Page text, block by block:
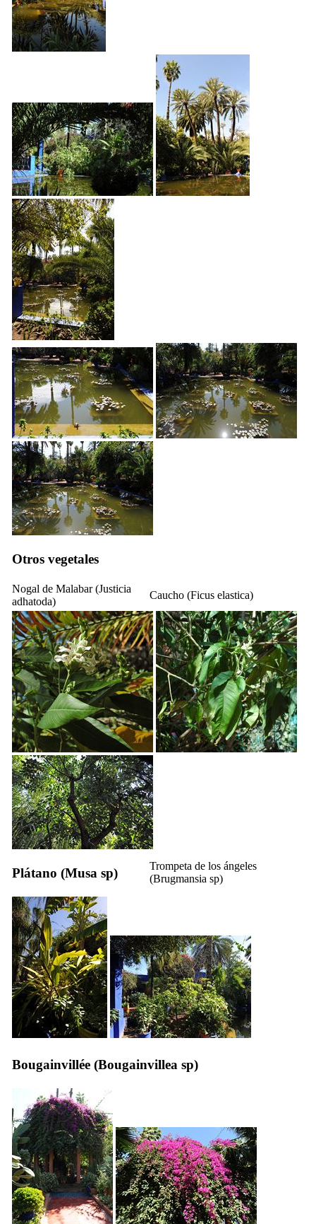
Otros vegetales
Nogal de Malabar (Justicia
adhatoda)
Caucho (Ficus elastica)
Plátano (Musa sp)
Trompeta de los ángeles
(Brugmansia sp)
Bougainvillée (Bougainvillea sp)